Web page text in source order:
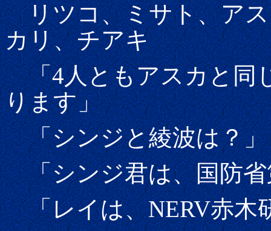
リツコ、ミサト、アス
カリ、チアキ
「4人ともアスカと同
ります」
「シンジと綾波は？
「シンジ君は、国防省
「レイは、NERV赤木